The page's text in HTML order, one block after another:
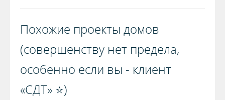
Похожие проекты домов
(совершенству нет предела,
особенно если вы - клиент
«СДТ» ⭐️)️